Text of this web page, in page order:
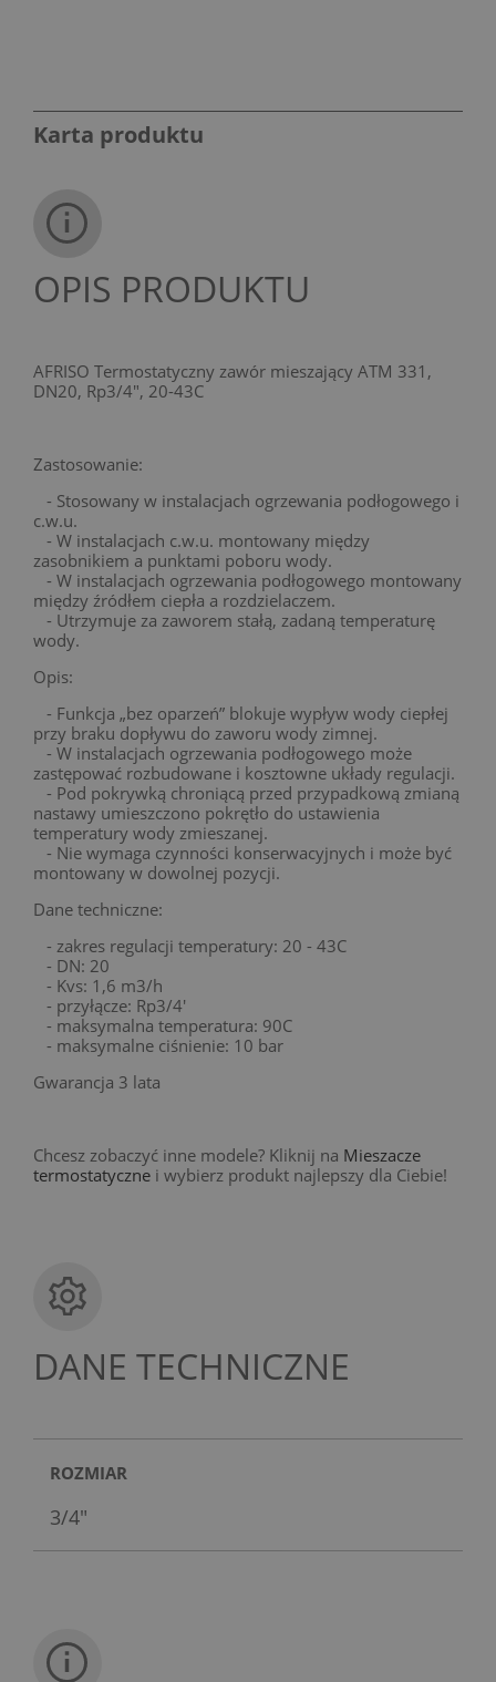
Karta produktu
OPIS PRODUKTU
AFRISO Termostatyczny zawór mieszający ATM 331,
DN20, Rp3/4", 20-43C
Zastosowanie:
- Stosowany w instalacjach ogrzewania podłogowego i
c.w.u.
- W instalacjach c.w.u. montowany między
zasobnikiem a punktami poboru wody.
- W instalacjach ogrzewania podłogowego montowany
między źródłem ciepła a rozdzielaczem.
- Utrzymuje za zaworem stałą, zadaną temperaturę
wody.
Opis:
- Funkcja „bez oparzeń” blokuje wypływ wody ciepłej
przy braku dopływu do zaworu wody zimnej.
- W instalacjach ogrzewania podłogowego może
zastępować rozbudowane i kosztowne układy regulacji.
- Pod pokrywką chroniącą przed przypadkową zmianą
nastawy umieszczono pokrętło do ustawienia
temperatury wody zmieszanej.
- Nie wymaga czynności konserwacyjnych i może być
montowany w dowolnej pozycji.
Dane techniczne:
- zakres regulacji temperatury: 20 - 43C
- DN: 20
- Kvs: 1,6 m3/h
- przyłącze: Rp3/4'
- maksymalna temperatura: 90C
- maksymalne ciśnienie: 10 bar
Gwarancja 3 lata
Chcesz zobaczyć inne modele? Kliknij na Mieszacze
termostatyczne i wybierz produkt najlepszy dla Ciebie!
DANE TECHNICZNE
ROZMIAR
3/4"